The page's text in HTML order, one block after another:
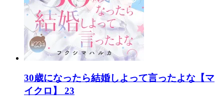
30歳になったら結婚しよって言ったよな【マ
イクロ】 23